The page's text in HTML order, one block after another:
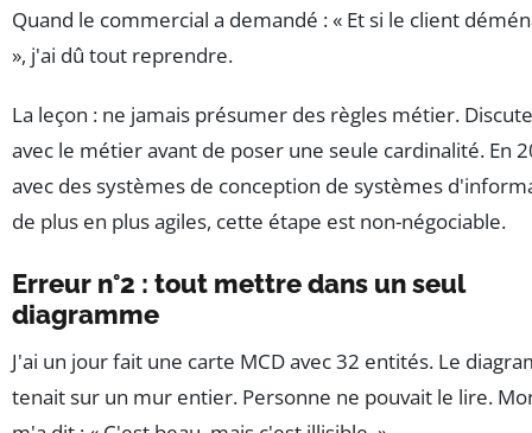
Quand le commercial a demandé : « Et si le client
», j'ai dû tout reprendre.
La leçon : ne jamais présumer des règles métier.
avec le métier avant de poser une seule cardinalité. En
avec des systèmes de conception de systèmes
de plus en plus agiles, cette étape est non-négociable.
Erreur n°2 : tout mettre dans un seul
diagramme
J'ai un jour fait une carte MCD avec 32 entités. Le
tenait sur un mur entier. Personne ne pouvait le lire.